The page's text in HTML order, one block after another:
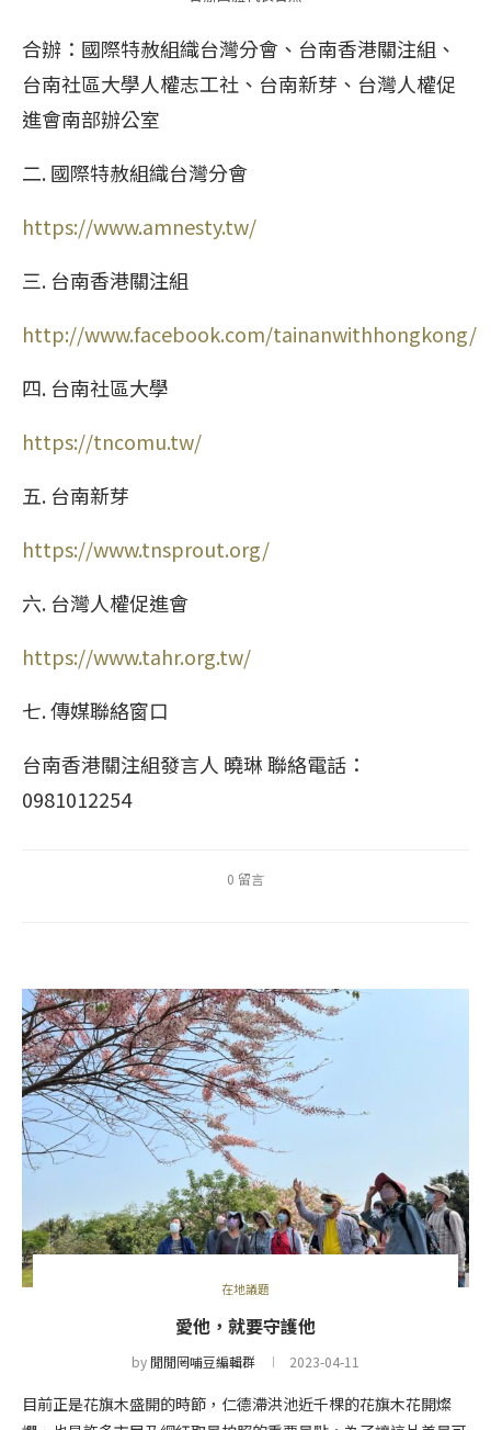
合辦：國際特赦組織台灣分會、台南香港關注組、
台南社區大學人權志工社、台南新芽、台灣人權促
進會南部辦公室
二. 國際特赦組織台灣分會
https://www.amnesty.tw/
三. 台南香港關注組
http://www.facebook.com/tainanwithhongkong/
四. 台南社區大學
https://tncomu.tw/
五. 台南新芽
https://www.tnsprout.org/
六. 台灣人權促進會
https://www.tahr.org.tw/
七. 傳媒聯絡窗口
台南香港關注組發言人 曉琳 聯絡電話：
0981012254
0 留言
在地議題
愛他，就要守護他
by 閒閒罔哺豆編輯群 2023-04-11
目前正是花旗木盛開的時節，仁德滯洪池近千棵的花旗木花開燦